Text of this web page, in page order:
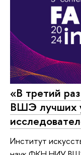
«В третий
ВШЭ лучших
Институт